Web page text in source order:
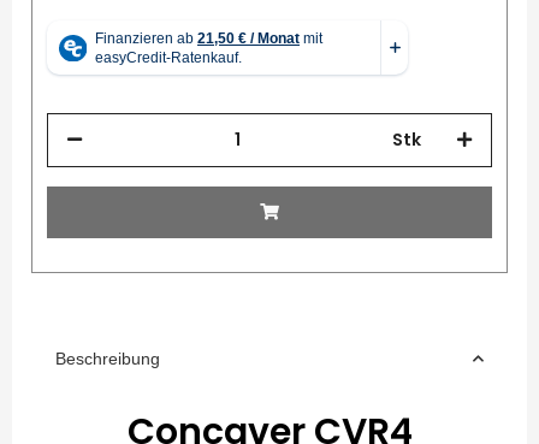
Stk
Beschreibung
Concaver CVR4